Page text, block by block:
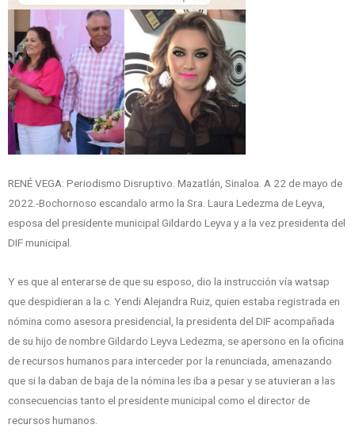
RENÉ VEGA: Periodismo Disruptivo. Mazatlán, Sinaloa. A 22 de mayo de
2022.-Bochornoso escandalo armo la Sra. Laura Ledezma de Leyva,
esposa del presidente municipal Gildardo Leyva y a la vez presidenta del
DIF municipal.
Y es que al enterarse de que su esposo, dio la instrucción vía watsap
que despidieran a la c. Yendi Alejandra Ruiz, quien estaba registrada en
nómina como asesora presidencial, la presidenta del DIF acompañada
de su hijo de nombre Gildardo Leyva Ledezma, se apersono en la oficina
de recursos humanos para interceder por la renunciada, amenazando
que si la daban de baja de la nómina les iba a pesar y se atuvieran a las
consecuencias tanto el presidente municipal como el director de
recursos humanos.